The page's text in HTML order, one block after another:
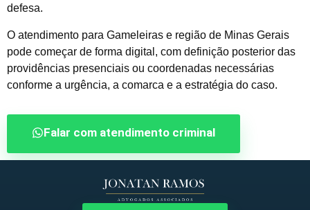
defesa.
O atendimento para Gameleiras e região de Minas Gerais
pode começar de forma digital, com definição posterior das
providências presenciais ou coordenadas necessárias
conforme a urgência, a comarca e a estratégia do caso.
Falar com atendimento criminal